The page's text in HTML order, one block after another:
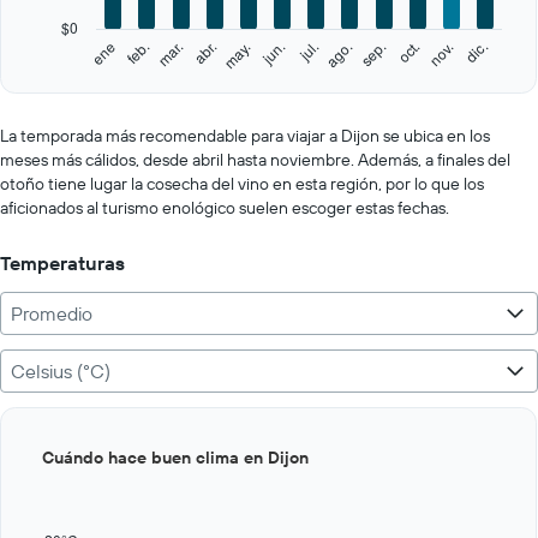
values.
Range:
0
to
ene feb. mar. abr. may. jun. jul. ago. sep. oct. nov. dic.
$0
of
interactive
La temporada más recomendable para viajar a Dijon se ubica en los
meses más cálidos, desde abril hasta noviembre. Además, a finales del
otoño tiene lugar la cosecha del vino en esta región, por lo que los
aficionados al turismo enológico suelen escoger estas fechas.
Temperaturas
Promedio
Celsius (°C)
graphic.Cuándo hace buen clima en Dijon